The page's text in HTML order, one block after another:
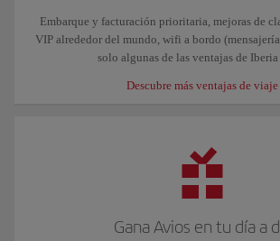
Embarque y facturación prioritaria, mejoras de
VIP alrededor del mundo, wifi a bordo
solo algunas de las ventajas de Iberia
Descubre más ventajas de viaje
Gana Avios en tu día a